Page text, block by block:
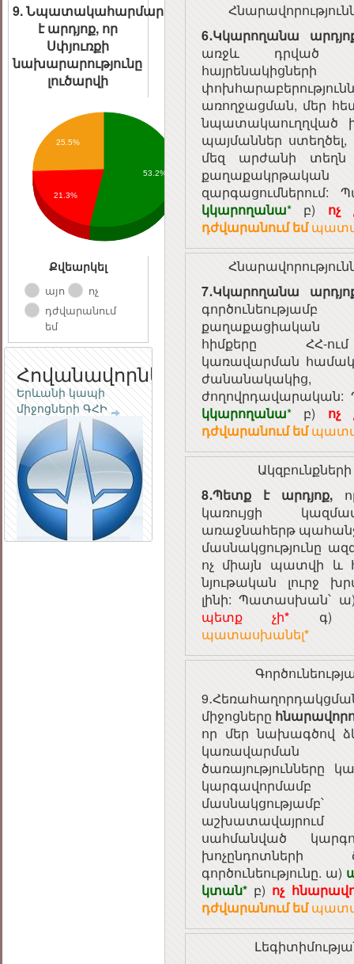
9. Նպատակահարմար
է արդյոք, որ
Սփյուռքի
նախարարությունը
լուծարվի
25.5%
21.3%
53.2%
Քվեարկել
այո
ոչ
դժվարանում
եմ
Հովանավորներ
Երևանի կապի
միջոցների ԳՀԻ
Previous Next
6․Կկարողանա
առջև դրված
առողջացման, մեր
նպատակաուղղված
պայմաններ ստեղծել,
մեզ արժանի տեղն
կկարողանա*բ) ոչ
դժվարանում եմ
7․Կկարողանա
քաղաքացիական
հիմքերը ՀՀ-
կառավարման
կկարողանա*բ) ոչ
դժվարանում եմ
8․Պետք է արդյոք,
կառույցի
առաջնահերթ
մասնակցությունը
ոչ միայն պատվի և
նյութական լուրջ
լինի: Պատասխան՝
պետք չի*
պատասխանել*
միջոցները
որ մեր նախագծով
կառավարման
ծառայությունները
սահմանված
խոչընդոտների
գործունեությունը. ա)
կտան* բ) ոչ
դժվարանում եմ